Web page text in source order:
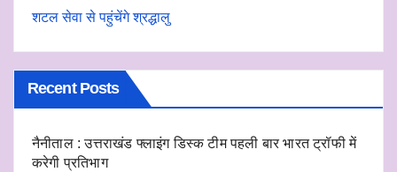
शटल सेवा से पहुंचेंगे श्रद्धालु
Recent Posts
नैनीताल : उत्तराखंड फ्लाइंग डिस्क टीम पहली बार भारत ट्रॉफी में
करेगी प्रतिभाग